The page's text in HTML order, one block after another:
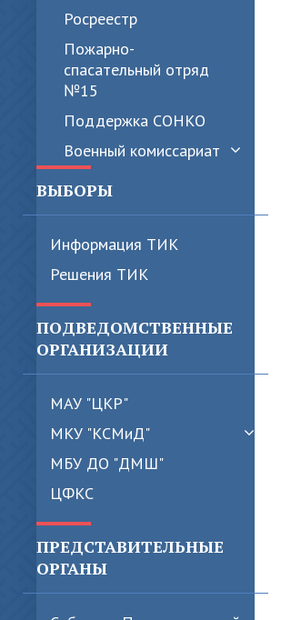
Росреестр
Пожарно-
спасательный отряд
№15
Поддержка СОНКО
Военный комиссариат
ВЫБОРЫ
Информация ТИК
Решения ТИК
ПОДВЕДОМСТВЕННЫЕ
ОРГАНИЗАЦИИ
МАУ "ЦКР"
МКУ "КСМиД"
МБУ ДО "ДМШ"
ЦФКС
ПРЕДСТАВИТЕЛЬНЫЕ
ОРГАНЫ